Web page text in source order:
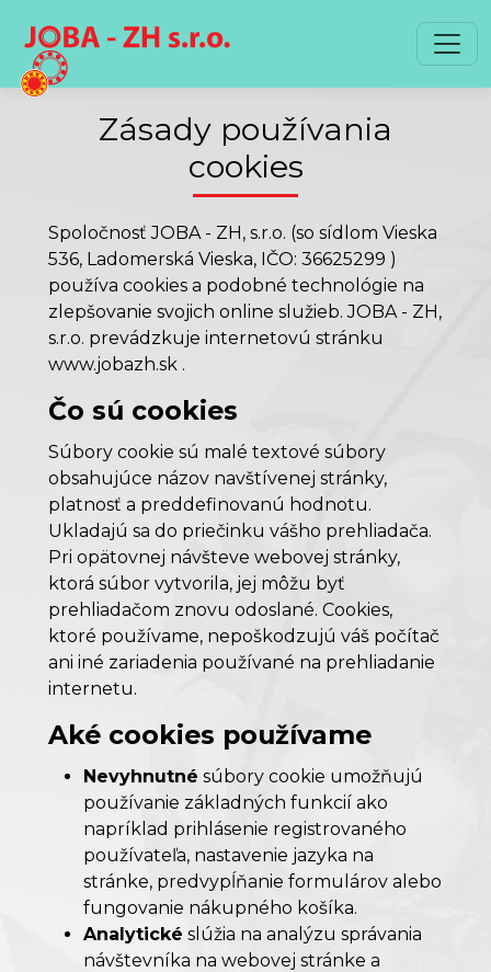
Zásady používania
cookies
Spoločnosť JOBA - ZH, s.r.o. (so sídlom Vieska
536, Ladomerská Vieska, IČO: 36625299 )
používa cookies a podobné technológie na
zlepšovanie svojich online služieb. JOBA - ZH,
s.r.o. prevádzkuje internetovú stránku
www.jobazh.sk .
Čo sú cookies
Súbory cookie sú malé textové súbory
obsahujúce názov navštívenej stránky,
platnosť a preddefinovanú hodnotu.
Ukladajú sa do priečinku vášho prehliadača.
Pri opätovnej návšteve webovej stránky,
ktorá súbor vytvorila, jej môžu byť
prehliadačom znovu odoslané. Cookies,
ktoré používame, nepoškodzujú váš počítač
ani iné zariadenia používané na prehliadanie
internetu.
Aké cookies používame
Nevyhnutné súbory cookie umožňujú
používanie základných funkcií ako
napríklad prihlásenie registrovaného
používateľa, nastavenie jazyka na
stránke, predvypĺňanie formulárov alebo
fungovanie nákupného košíka.
Analytické slúžia na analýzu správania
návštevníka na webovej stránke a